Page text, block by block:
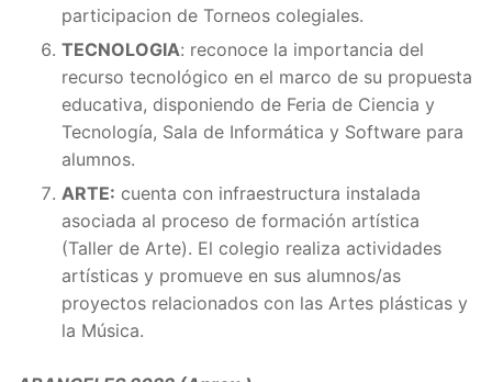
participacion de Torneos colegiales.
TECNOLOGIA: reconoce la importancia del
recurso tecnológico en el marco de su propuesta
educativa, disponiendo de Feria de Ciencia y
Tecnología, Sala de Informática y Software para
alumnos.
ARTE: cuenta con infraestructura instalada
asociada al proceso de formación artística
(Taller de Arte). El colegio realiza actividades
artísticas y promueve en sus alumnos/as
proyectos relacionados con las Artes plásticas y
la Música.